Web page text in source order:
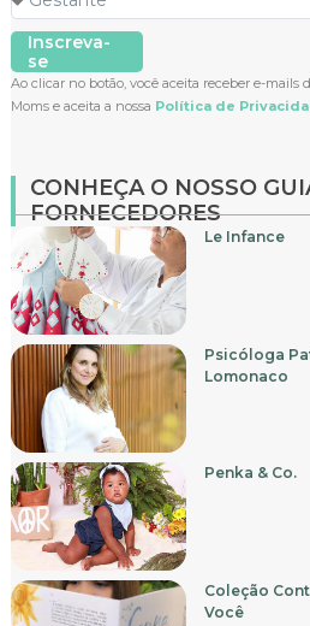
Inscreva-
se
Ao clicar no botão, você aceita receber e-mails
Moms e aceita a nossa Política de
CONHEÇA O NOSSO
FORNECEDORES
Le Infance
Psicóloga
Lomonaco
Penka & Co.
Coleção
Você